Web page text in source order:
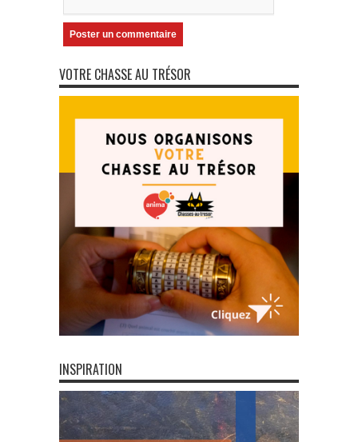
VOTRE CHASSE AU TRÉSOR
INSPIRATION